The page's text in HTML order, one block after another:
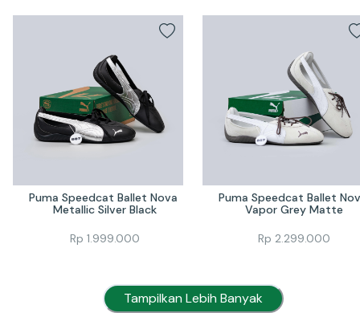
Puma Speedcat Ballet Nova
Metallic Silver Black
Rp 1.999.000
Puma Speedcat Ballet
Vapor Grey Matte
Rp 2.299.000
Tampilkan Lebih Banyak